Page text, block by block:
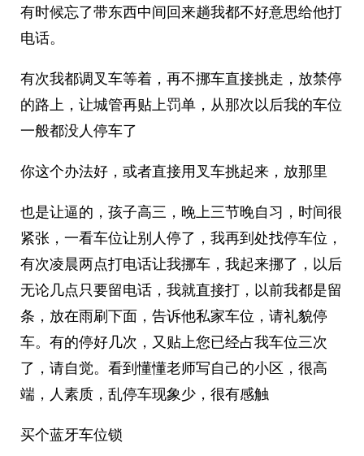
有时候忘了带东西中间回来趟我都不好意思给他打
电话。
有次我都调叉车等着，再不挪车直接挑走，放禁停
的路上，让城管再贴上罚单，从那次以后我的车位
一般都没人停车了
你这个办法好，或者直接用叉车挑起来，放那里
也是让逼的，孩子高三，晚上三节晚自习，时间很
紧张，一看车位让别人停了，我再到处找停车位，
有次凌晨两点打电话让我挪车，我起来挪了，以后
无论几点只要留电话，我就直接打，以前我都是留
条，放在雨刷下面，告诉他私家车位，请礼貌停
车。有的停好几次，又贴上您已经占我车位三次
了，请自觉。看到懂懂老师写自己的小区，很高
端，人素质，乱停车现象少，很有感触
买个蓝牙车位锁